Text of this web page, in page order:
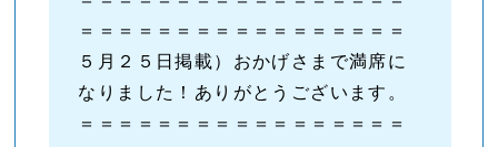
＝＝＝＝＝＝＝＝＝＝＝＝＝＝＝＝＝
５月２５日掲載）おかげさまで満席に
なりました！ありがとうございます。
＝＝＝＝＝＝＝＝＝＝＝＝＝＝＝＝＝